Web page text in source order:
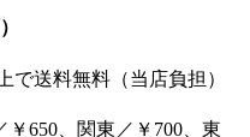
で送料無料（当店負担）
650、関東／￥700、東